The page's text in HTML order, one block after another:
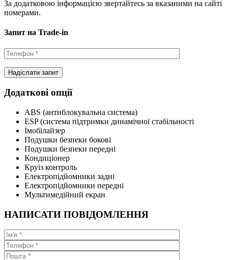
За додатковою інформацією звертайтесь за вказаними на сайті
номерами.
Запит на Trade-in
Додаткові опції
ABS (антиблокувальна система)
ESP (система підтримки динамічної стабільності
Імобілайзер
Подушки безпеки бокові
Подушки безпеки передні
Кондиціонер
Круіз контроль
Електропідйомники задні
Електропідйомники передні
Мультимедійний екран
НАПИСАТИ ПОВІДОМЛЕННЯ